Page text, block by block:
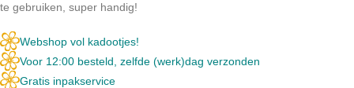
te gebruiken, super handig!
Webshop vol kadootjes!
Voor 12:00 besteld, zelfde (werk)dag verzonden
Gratis inpakservice